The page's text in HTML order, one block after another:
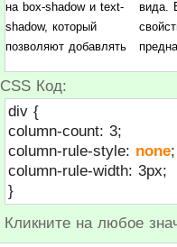
на box-shadow и text-
shadow, который
позволяют добавлять
вида. Еще одно из
свойств
предназначено для
ширину и цвет для
CSS Код:
div {
column-count: 3;
column-rule-style: none;
column-rule-width: 3px;
}
Кликните на любое